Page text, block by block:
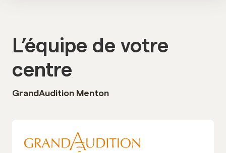
L’équipe de votre
centre
GrandAudition Menton